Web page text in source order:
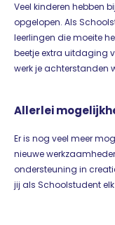
Veel kinderen hebben
opgelopen. Als
leerlingen die moeite
beetje extra uitdaging
werk je achterstanden
Allerlei
Er is nog veel meer
nieuwe
ondersteuning in
jij als Schoolstudent